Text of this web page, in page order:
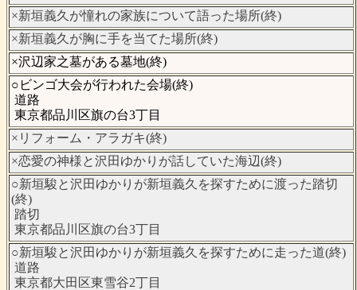
×新垣義久が憧れの家族について語った場所(終)
×新垣義久が胸に手を当てた場所(終)
×沢辺家之墓がある墓地(終)
○ビンゴ大会が行われた会場(終)
道路
東京都品川区旗の台3丁目
×リフォーム・アラガキ(終)
×恋愛の神様と沢田ゆかりが話していた海辺(終)
○新垣駿と沢田ゆかりが新垣義久を探すために渡った踏切
(終)
踏切
東京都品川区旗の台3丁目
○新垣駿と沢田ゆかりが新垣義久を探すために走った道(終)
道路
東京都大田区東雪谷2丁目